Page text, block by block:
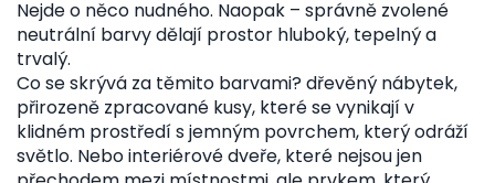
Nejde o něco nudného. Naopak – správně zvolené
neutrální barvy dělají prostor hluboký, tepelný a
trvalý.
Co se skrývá za těmito barvami? dřevěný nábytek,
přirozeně zpracované kusy, které se vynikají v
klidném prostředís jemným povrchem, který odráží
světlo. Nebointeriérové dveře, které nejsou jen